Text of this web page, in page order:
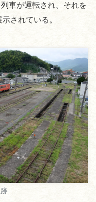
車が運転され、それを
されている。